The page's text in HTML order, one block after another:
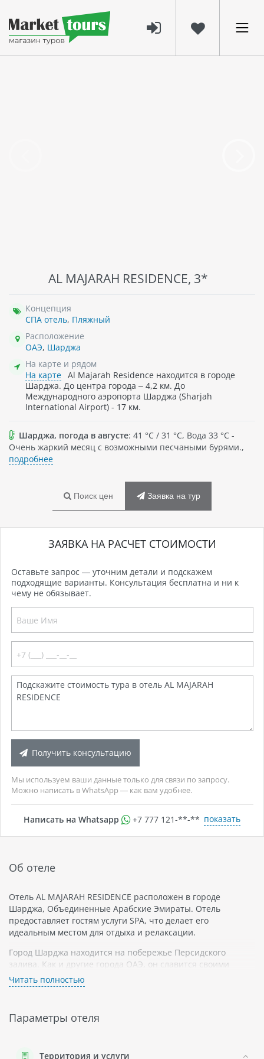
AL MAJARAH RESIDENCE, 3*
Концепция
СПА отель, Пляжный
Расположение
ОАЭ, Шарджа
На карте и рядом
На карте Al Majarah Residence находится в городе
Шарджа. До центра города – 4,2 км. До
Международного аэропорта Шарджа (Sharjah
International Airport) - 17 км.
Шарджа, погода в августе: 41 °C / 31 °C, Вода 33 °C -
Очень жаркий месяц с возможными песчаными бурями.,
подробнее
Поиск цен Заявка на тур
ЗАЯВКА НА РАСЧЕТ СТОИМОСТИ
Оставьте запрос — уточним детали и подскажем
подходящие варианты. Консультация бесплатна и ни к
чему не обязывает.
Получить консультацию
Мы используем ваши данные только для связи по запросу.
Можно написать в WhatsApp — как вам удобнее.
Написать на Whatsapp +7 777 121-**-** показать
Об отеле
Отель AL MAJARAH RESIDENCE расположен в городе
Шарджа, Объединенные Арабские Эмираты. Отель
предоставляет гостям услуги SPA, что делает его
идеальным местом для отдыха и релаксации.
Город Шарджа находится на побережье Персидского
залива. Как и другие города ОАЭ, он славится своими
небоскребами, пляжами и торговыми центрами. Шарджа
также известна своим культурным наследием - здесь
Отель AL MAJARAH RESIDENCE предлагает
материалов. Номера оснащены всем необходимым для
Читать полностью
Параметры отеля
Территория и услуги